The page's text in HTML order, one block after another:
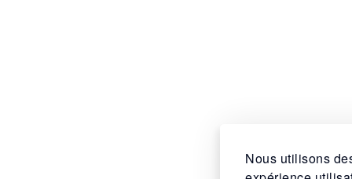
Nous utilisons